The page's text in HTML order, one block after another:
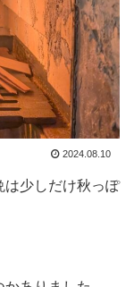
2024.08.10
は少しだけ秋っぽ